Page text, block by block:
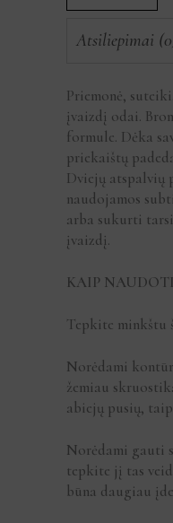
Atsiliepimai
Priemonė,
įvaizdį odai.
formule. Dėka
priekaištų
Dviejų atspalvių
naudojamos
arba sukurti
įvaizdį.
KAIP NAUDOTI
Tepkite minkštu
Norėdami
žemiau
abiejų pusių,
Norėdami gauti
tepkite jį tas
būna daugiau